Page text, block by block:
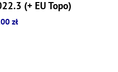
(+ EU Topo)
zł